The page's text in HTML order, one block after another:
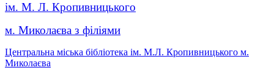
ім. М. Л. Кропивницького
м. Миколаєва з філіями
Центральна міська бібліотека ім. М.Л. Кропивницького м.
Миколаєва